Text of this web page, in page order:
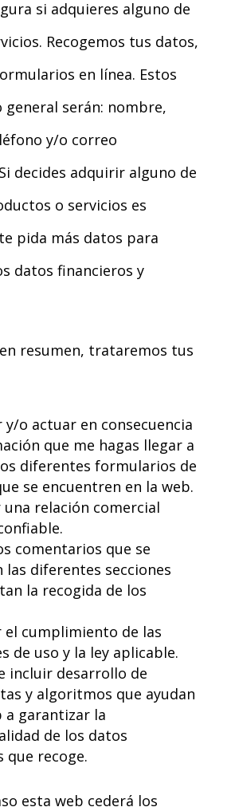
si adquieres alguno de
Recogemos tus datos,
en línea. Estos
serán: nombre,
y/o correo
decides adquirir alguno de
o servicios es
pida más datos para
datos financieros y
resumen, trataremos tus
y/o actuar en consecuencia
que me hagas llegar a
diferentes formularios de
se encuentren en la web.
una relación comercial
comentarios que se
las diferentes secciones
la recogida de los
el cumplimiento de las
de uso y la ley aplicable.
incluir desarrollo de
y algoritmos que ayudan
a garantizar la
de los datos
que recoge.
esta web cederá los